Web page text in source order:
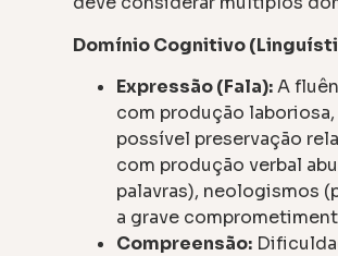
Domínio Cognitivo
Expressão (Fala):A
com produção
possível preservação
com produção verbal
palavras), neologismos
a grave
Compreensão: